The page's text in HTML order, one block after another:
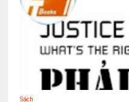
Sách